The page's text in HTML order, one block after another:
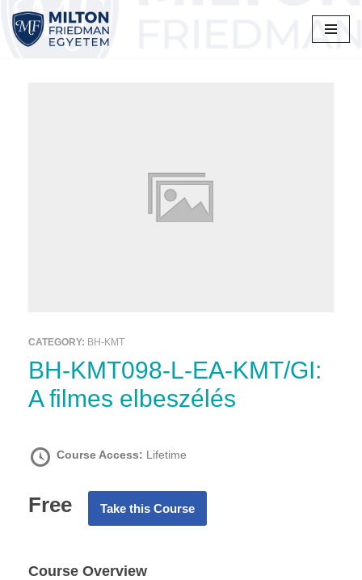
Skip
CATEGORY: BH-KMT
BH-KMT098-L-EA-KMT/GI:
A filmes elbeszélés
Course Access: Lifetime
Free Take this Course
Course Overview